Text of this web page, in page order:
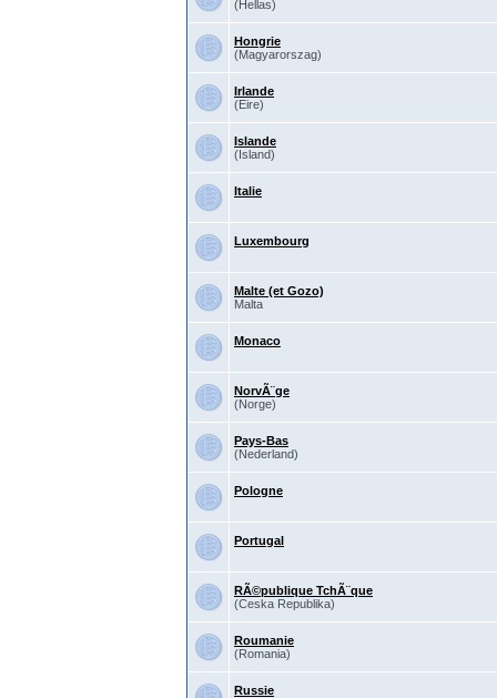
(Hellas)
Hongrie
(Magyarorszag)
Irlande
(Eire)
Islande
(Island)
Italie
Luxembourg
Malte (et Gozo)
Malta
Monaco
NorvÃ¨ge
(Norge)
Pays-Bas
(Nederland)
Pologne
Portugal
RÃ©publique TchÃ¨que
(Ceska Republika)
Roumanie
(Romania)
Russie